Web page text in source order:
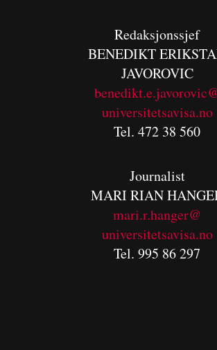
Redaksjonssjef
BENEDIKT
JAVOROVIC
universitetsavisa.no
Tel. 472 38 560
Journalist
MARI RIAN
mari.r.hanger@
universitetsavisa.no
Tel. 995 86 297